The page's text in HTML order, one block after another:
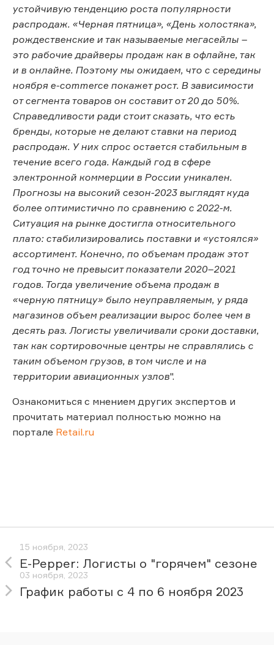
устойчивую тенденцию роста популярности
распродаж. «Черная пятница», «День холостяка»,
рождественские и так называемые мегасейлы –
это рабочие драйверы продаж как в офлайне, так
и в онлайне. Поэтому мы ожидаем, что с середины
ноября e-commerce покажет рост. В зависимости
от сегмента товаров он составит от 20 до 50%.
Справедливости ради стоит сказать, что есть
бренды, которые не делают ставки на период
распродаж. У них спрос остается стабильным в
течение всего года. Каждый год в сфере
электронной коммерции в России уникален.
Прогнозы на высокий сезон-2023 выглядят куда
более оптимистично по сравнению с 2022-м.
Ситуация на рынке достигла относительного
плато: стабилизировались поставки и «устоялся»
ассортимент. Конечно, по объемам продаж этот
год точно не превысит показатели 2020–2021
годов. Тогда увеличение объема продаж в
«черную пятницу» было неуправляемым, у ряда
магазинов объем реализации вырос более чем в
десять раз. Логисты увеличивали сроки доставки,
так как сортировочные центры не справлялись с
таким объемом грузов, в том числе и на
территории авиационных узлов".
Ознакомиться с мнением других экспертов и
прочитать материал полностью можно на
портале Retail.ru
15 ноября, 2023
E-Pepper: Логисты о "горячем" сезоне
03 ноября, 2023
График работы с 4 по 6 ноября 2023